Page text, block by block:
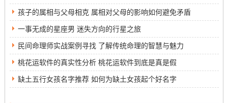
于提升财务状况。
心理因素：楼层的心理舒适度
居住的楼层也会影响心理舒适度。82年出生的狗人，通常
需要一个安静、舒适的环境来放松心情。选择中低层的住
户，能够享受到更好的生活氛围。
孩子的属相与父母相克 属相对父母的影响如何避免矛盾
一事无成的星座男 迷失方向的行星之旅
民间命理师实战案例寻找 了解传统命理的智慧与魅力
桃花运软件的真实性分析 桃花运软件到底是真是假
缺土五行女孩名字推荐 如何为缺土女孩起个好名字